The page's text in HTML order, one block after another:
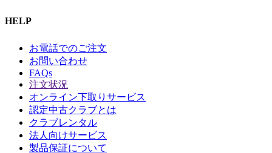
HELP
お電話でのご注文
お問い合わせ
FAQs
注文状況
オンライン下取りサービス
認定中古クラブとは
クラブレンタル
法人向けサービス
製品保証について